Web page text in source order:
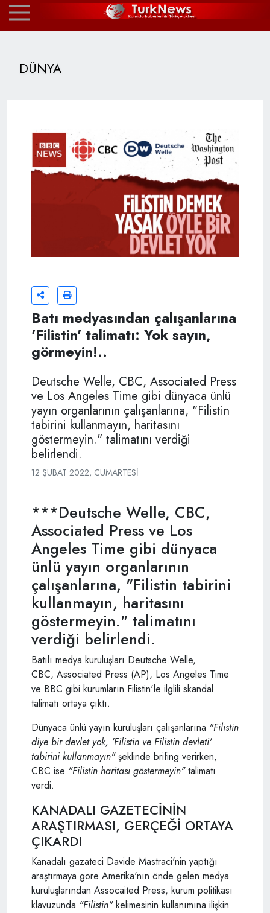
DÜNYA
Batı medyasından çalışanlarına
'Filistin' talimatı: Yok sayın,
görmeyin!..
Deutsche Welle, CBC, Associated Press
ve Los Angeles Time gibi dünyaca ünlü
yayın organlarının çalışanlarına, "Filistin
tabirini kullanmayın, haritasını
göstermeyin." talimatını verdiği
belirlendi.
12 ŞUBAT 2022, CUMARTESI
***Deutsche Welle, CBC,
Associated Press ve Los
Angeles Time gibi dünyaca
ünlü yayın organlarının
çalışanlarına, "Filistin tabirini
kullanmayın, haritasını
göstermeyin." talimatını
verdiği belirlendi.
Batılı medya kuruluşları Deutsche Welle,
CBC, Associated Press (AP), Los Angeles Time
ve BBC gibi kurumların Filistin'le ilglili skandal
talimatı ortaya çıktı.
Dünyaca ünlü yayın kuruluşları çalışanlarına "Filistin
diye bir devlet yok, 'Filistin ve Filistin devleti'
tabirini kullanmayın"şeklinde brifing verirken,
CBC ise "Filistin haritası göstermeyin"talimatı
verdi.
KANADALI GAZETECİNİN
ARAŞTIRMASI, GERÇEĞİ ORTAYA
ÇIKARDI
Kanadalı gazateci Davide Mastraci'nin yaptığı
araştırmaya göre Amerika'nın önde gelen medya
kuruluşlarından Assocaited Press, kurum politikası
klavuzunda "Filistin"kelimesinin kullanımına ilişkin